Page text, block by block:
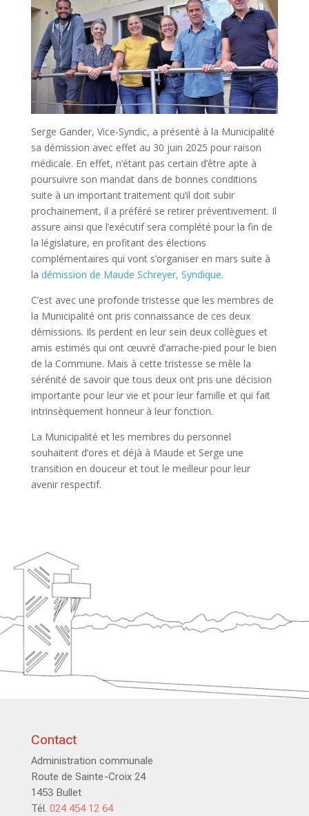
Serge Gander, Vice-Syndic, a présenté à la Municipalité
sa démission avec effet au 30 juin 2025 pour raison
médicale. En effet, n’étant pas certain d’être apte à
poursuivre son mandat dans de bonnes conditions
suite à un important traitement qu’il doit subir
prochainement, il a préféré se retirer préventivement. Il
assure ainsi que l’exécutif sera complété pour la fin de
la législature, en profitant des élections
complémentaires qui vont s’organiser en mars suite à
la démission de Maude Schreyer, Syndique.
C’est avec une profonde tristesse que les membres de
la Municipalité ont pris connaissance de ces deux
démissions. Ils perdent en leur sein deux collègues et
amis estimés qui ont œuvré d’arrache-pied pour le bien
de la Commune. Mais à cette tristesse se mêle la
sérénité de savoir que tous deux ont pris une décision
importante pour leur vie et pour leur famille et qui fait
intrinsèquement honneur à leur fonction.
La Municipalité et les membres du personnel
souhaitent d’ores et déjà à Maude et Serge une
transition en douceur et tout le meilleur pour leur
avenir respectif.
Contact
Administration communale
Route de Sainte-Croix 24
1453 Bullet
Tél. 024 454 12 64